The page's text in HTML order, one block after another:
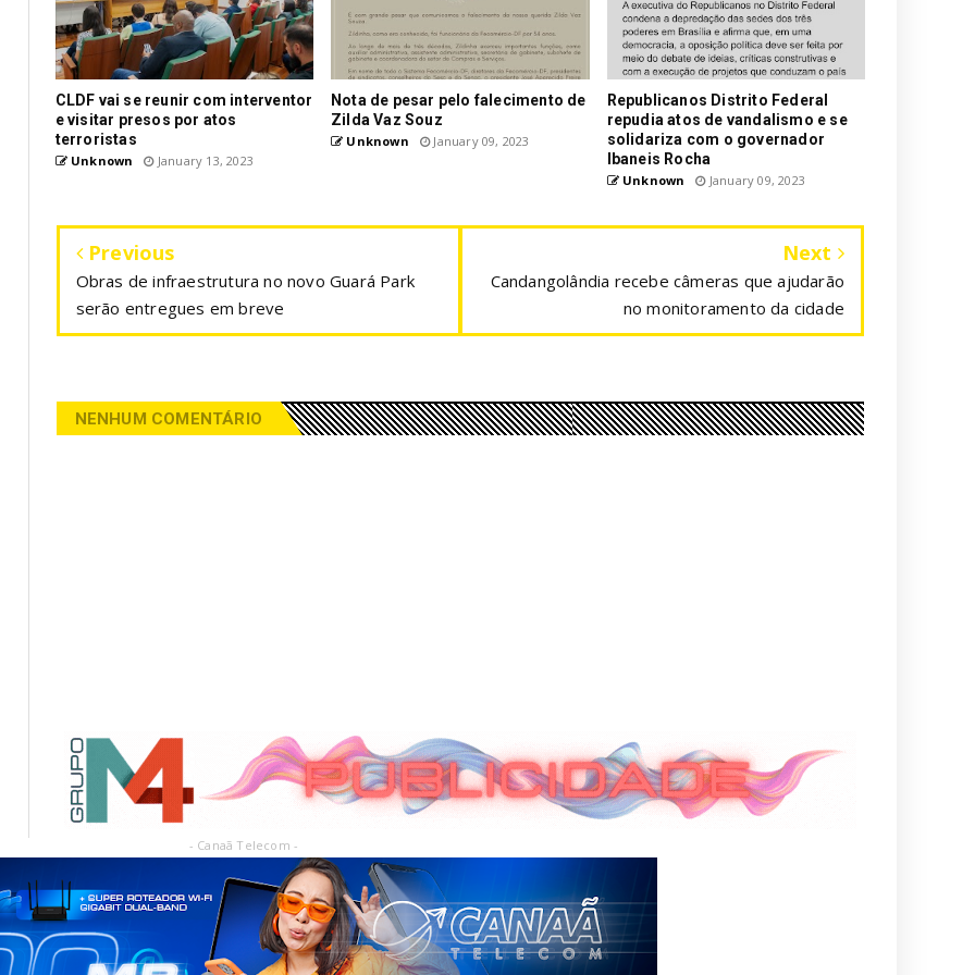
CLDF vai se reunir com interventor
e visitar presos por atos
terroristas
Unknown January 13, 2023
Nota de pesar pelo falecimento de
Zilda Vaz Souz
Unknown January 09, 2023
Republicanos Distrito Federal
repudia atos de vandalismo e se
solidariza com o governador
Ibaneis Rocha
Unknown January 09, 2023
Previous
Obras de infraestrutura no novo Guará Park
serão entregues em breve
Next
Candangolândia recebe câmeras que ajudarão
no monitoramento da cidade
NENHUM COMENTÁRIO
- Canaã Telecom -